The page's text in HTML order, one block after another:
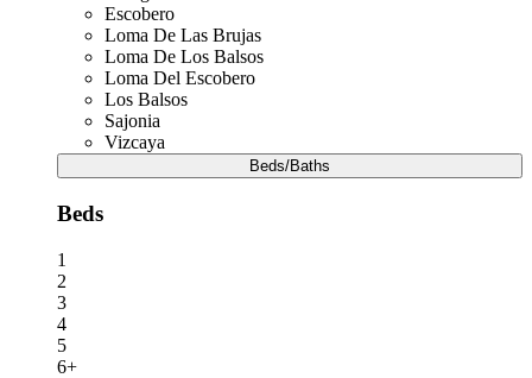
Escobero
Loma De Las Brujas
Loma De Los Balsos
Loma Del Escobero
Los Balsos
Sajonia
Vizcaya
Beds/Baths
Beds
1
2
3
4
5
6+